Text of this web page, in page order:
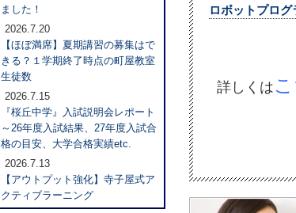
ロボットプロ
詳しくは
ました！
2026.7.20
【ほぼ満席】夏期講習の募集はで
きる？１学期終了時点の町屋教室
生徒数
2026.7.15
『桜丘中学』入試説明会レポート
～26年度入試結果、27年度入試合
格の目安、大学合格実績etc.
2026.7.13
【アウトプット強化】寺子屋式ア
クティブラーニング